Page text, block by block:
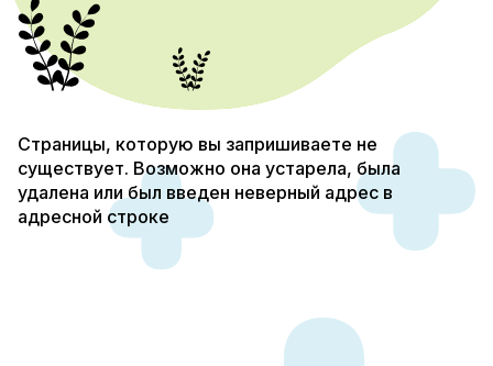
Страницы, которую вы запришиваете не
существует. Возможно она устарела, была
удалена или был введен неверный адрес в
адресной строке